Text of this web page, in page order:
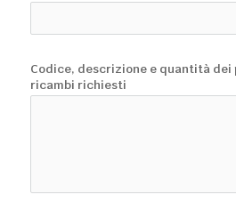
Codice, descrizione e quantità
ricambi richiesti